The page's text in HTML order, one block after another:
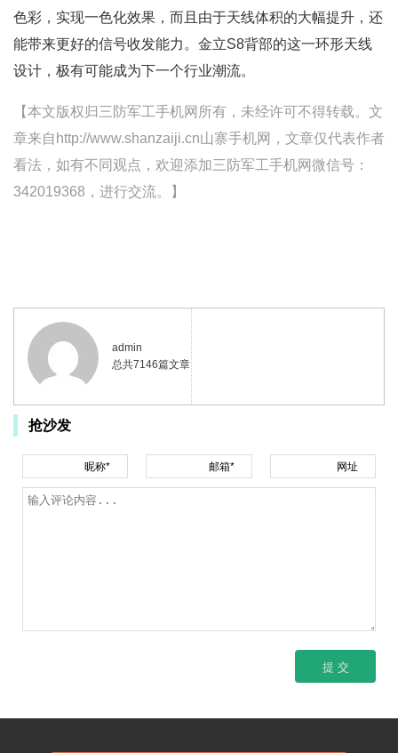
色彩，实现一色化效果，而且由于天线体积的大幅提升，还
能带来更好的信号收发能力。金立S8背部的这一环形天线
设计，极有可能成为下一个行业潮流。
【本文版权归三防军工手机网所有，未经许可不得转载。文
章来自http://www.shanzaiji.cn山寨手机网，文章仅代表作者
看法，如有不同观点，欢迎添加三防军工手机网微信号：
342019368，进行交流。】
admin
总共7146篇文章
抢沙发
昵称* 邮箱* 网址